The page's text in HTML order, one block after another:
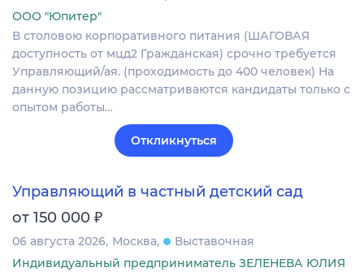
ООО "Юпитер"
В столовою корпоративного питания (ШАГОВАЯ
доступность от мцд2 Гражданская) срочно требуется
Управляющий/ая. (проходимость до 400 человек) На
данную позицию рассматриваются кандидаты только с
опытом работы…
Откликнуться
Управляющий в частный детский сад
от 150 000 ₽
06 августа 2026 Москва
Выставочная
Индивидуальный предприниматель ЗЕЛЕНЕВА ЮЛИЯ